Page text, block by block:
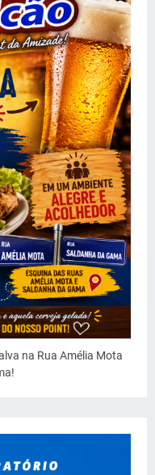
na Rua Amélia Mota